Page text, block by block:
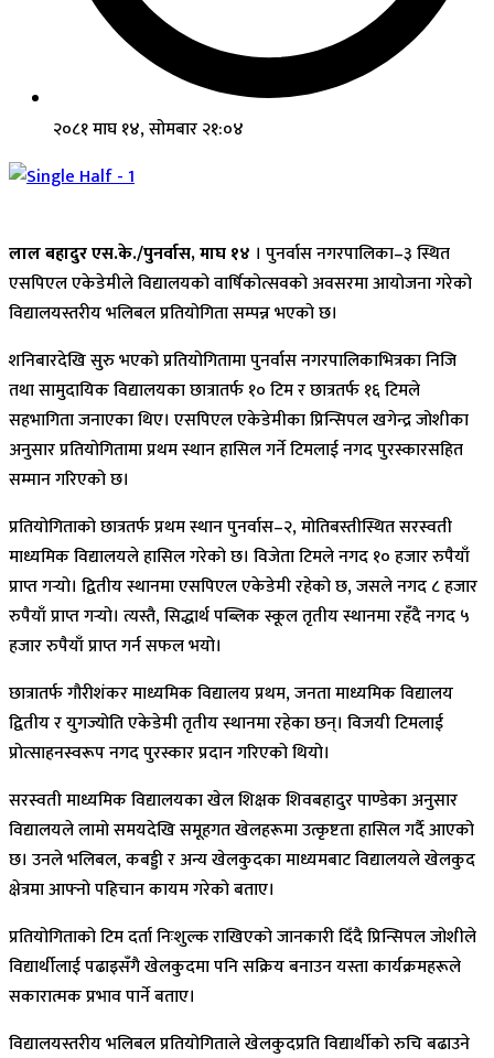
२०८१ माघ १४, सोमबार २१:०४
लाल बहादुर एस.के./पुनर्वास, माघ १४ । पुनर्वास नगरपालिका–३ स्थित
एसपिएल एकेडेमीले विद्यालयको वार्षिकोत्सवको अवसरमा आयोजना गरेको
विद्यालयस्तरीय भलिबल प्रतियोगिता सम्पन्न भएको छ।
शनिबारदेखि सुरु भएको प्रतियोगितामा पुनर्वास नगरपालिकाभित्रका निजि
तथा सामुदायिक विद्यालयका छात्रातर्फ १० टिम र छात्रतर्फ १६ टिमले
सहभागिता जनाएका थिए। एसपिएल एकेडेमीका प्रिन्सिपल खगेन्द्र जोशीका
अनुसार प्रतियोगितामा प्रथम स्थान हासिल गर्ने टिमलाई नगद पुरस्कारसहित
सम्मान गरिएको छ।
प्रतियोगिताको छात्रतर्फ प्रथम स्थान पुनर्वास–२, मोतिबस्तीस्थित सरस्वती
माध्यमिक विद्यालयले हासिल गरेको छ। विजेता टिमले नगद १० हजार रुपैयाँ
प्राप्त गर्‍यो। द्वितीय स्थानमा एसपिएल एकेडेमी रहेको छ, जसले नगद ८ हजार
रुपैयाँ प्राप्त गर्‍यो। त्यस्तै, सिद्धार्थ पब्लिक स्कूल तृतीय स्थानमा रहँदै नगद ५
हजार रुपैयाँ प्राप्त गर्न सफल भयो।
छात्रातर्फ गौरीशंकर माध्यमिक विद्यालय प्रथम, जनता माध्यमिक विद्यालय
द्वितीय र युगज्योति एकेडेमी तृतीय स्थानमा रहेका छन्। विजयी टिमलाई
प्रोत्साहनस्वरूप नगद पुरस्कार प्रदान गरिएको थियो।
सरस्वती माध्यमिक विद्यालयका खेल शिक्षक शिवबहादुर पाण्डेका अनुसार
विद्यालयले लामो समयदेखि समूहगत खेलहरूमा उत्कृष्टता हासिल गर्दै आएको
छ। उनले भलिबल, कबड्डी र अन्य खेलकुदका माध्यमबाट विद्यालयले खेलकुद
क्षेत्रमा आफ्नो पहिचान कायम गरेको बताए।
प्रतियोगिताको टिम दर्ता निःशुल्क राखिएको जानकारी दिँदै प्रिन्सिपल जोशीले
विद्यार्थीलाई पढाइसँगै खेलकुदमा पनि सक्रिय बनाउन यस्ता कार्यक्रमहरूले
सकारात्मक प्रभाव पार्ने बताए।
विद्यालयस्तरीय भलिबल प्रतियोगिताले खेलकुदप्रति विद्यार्थीको रुचि बढाउने